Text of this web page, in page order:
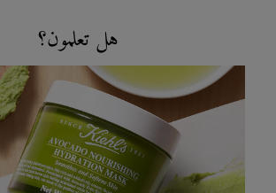
هل تعلمون؟